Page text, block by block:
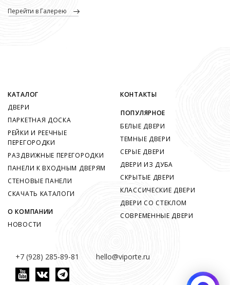
перейти в Галерею
+7 (928) 285-89-81 hello@viporte.ru
КАТАЛОГ
ДВЕРИ
ПАРКЕТНАЯ ДОСКА
РЕЙКИ И РЕЕЧНЫЕ
ПЕРЕГОРОДКИ
РАЗДВИЖНЫЕ ПЕРЕГОРОДКИ
ПАНЕЛИ К ВХОДНЫМ ДВЕРЯМ
СТЕНОВЫЕ ПАНЕЛИ
СКАЧАТЬ КАТАЛОГИ
О КОМПАНИИ
НОВОСТИ
КОНТАКТЫ
ПОПУЛЯРНОЕ
БЕЛЫЕ ДВЕРИ
ТЕМНЫЕ ДВЕРИ
СЕРЫЕ ДВЕРИ
ДВЕРИ ИЗ ДУБА
СКРЫТЫЕ ДВЕРИ
КЛАССИЧЕСКИЕ ДВЕРИ
ДВЕРИ СО СТЕКЛОМ
СОВРЕМЕННЫЕ ДВЕРИ